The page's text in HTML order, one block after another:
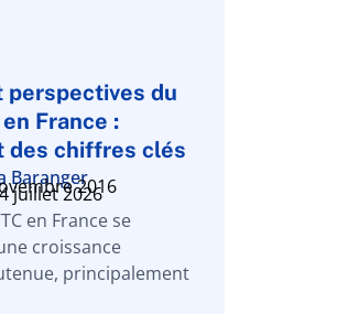
perspectives du
France :
des chiffres clés
Baranger2016
juillet 2026
en France se
croissance
principalement